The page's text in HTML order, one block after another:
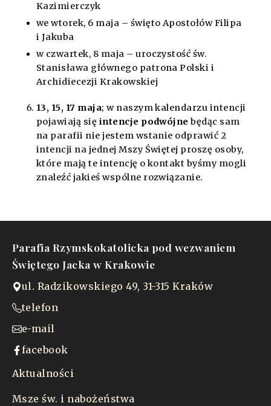
Kazimierczyk
we wtorek, 6 maja – święto Apostołów Filipa
i Jakuba
w czwartek, 8 maja – uroczystość św.
Stanisława głównego patrona Polski i
Archidiecezji Krakowskiej
13, 15, 17 maja; w naszym kalendarzu intencji
pojawiają się intencje podwójne będąc sam
na parafii nie jestem wstanie odprawić 2
intencji na jednej Mszy Świętej proszę osoby,
które mają te intencję o kontakt byśmy mogli
znaleźć jakieś wspólne rozwiązanie.
Parafia Rzymskokatolicka pod wezwaniem
Świętego Jacka w Krakowie
ul. Radzikowskiego 49, 31-315 Kraków
telefon
e-mail
facebook
Aktualności
Msze św. i nabożeństwa